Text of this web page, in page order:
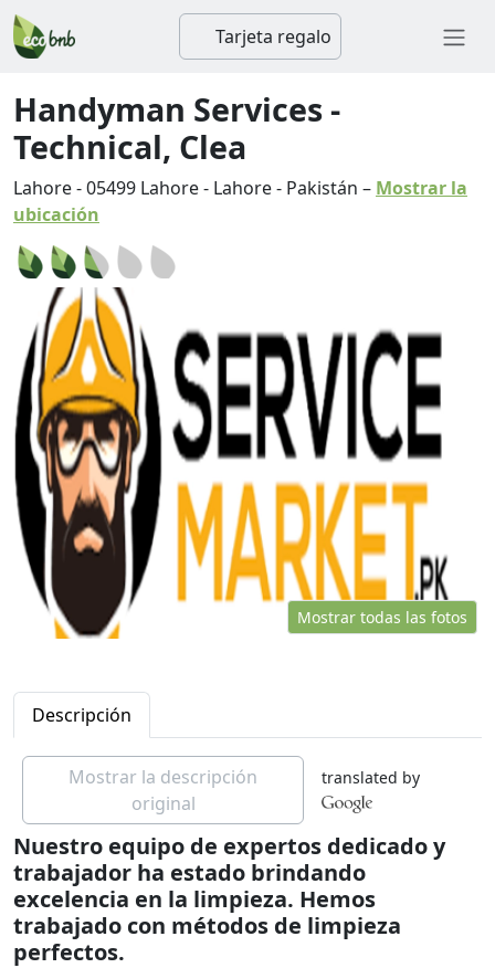
Tarjeta regalo
Handyman Services -
Technical, Clea
Lahore-05499 Lahore- Lahore- Pakistán – Mostrar la
ubicación
Mostrar todas las fotos
Descripción
Mostrar la descripción
original
translated by
Nuestro equipo de expertos dedicado y
trabajador ha estado brindando
excelencia en la limpieza. Hemos
trabajado con métodos de limpieza
perfectos.